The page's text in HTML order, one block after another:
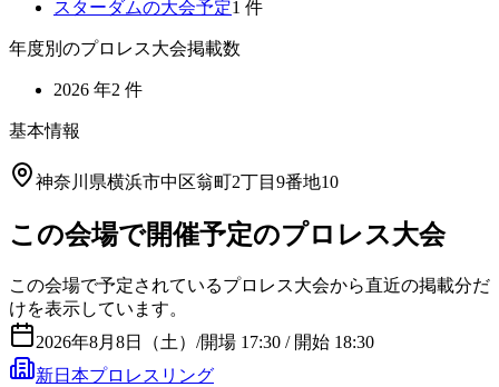
スターダムの大会予定1 件
年度別のプロレス大会掲載数
2026 年2 件
基本情報
神奈川県横浜市中区翁町2丁目9番地10
この会場で開催予定のプロレス大会
この会場で予定されているプロレス大会から直近の掲載分だ
けを表示しています。
2026年8月8日（土） /開場 17:30 / 開始 18:30
新日本プロレスリング